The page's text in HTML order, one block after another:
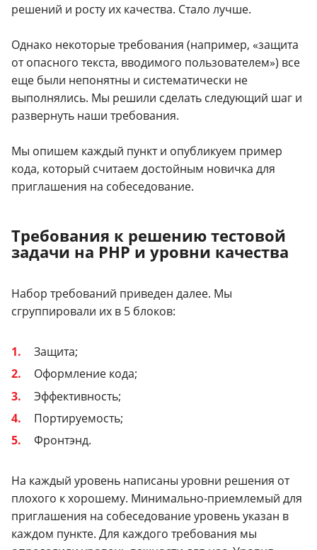
решений и росту их качества. Стало лучше.
Однако некоторые требования (например, «защита
от опасного текста, вводимого пользователем») все
еще были непонятны и систематически не
выполнялись. Мы решили сделать следующий шаг и
развернуть наши требования.
Мы опишем каждый пункт и опубликуем пример
кода, который считаем достойным новичка для
приглашения на собеседование.
Требования к решению тестовой
задачи на PHP и уровни качества
Набор требований приведен далее. Мы
сгруппировали их в 5 блоков:
Защита;
Оформление кода;
Эффективность;
Портируемость;
Фронтэнд.
На каждый уровень написаны уровни решения от
плохого к хорошему. Минимально-приемлемый для
приглашения на собеседование уровень указан в
каждом пункте. Для каждого требования мы